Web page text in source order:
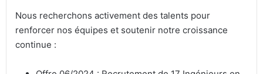
Nous recherchons activement des talents pour
renforcer nos équipes et soutenir notre croissance
continue :